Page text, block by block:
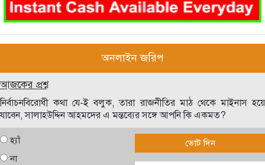
অনলাইন জরিপ
আজকের প্রশ্ন
নির্বাচনবিরোধী কথা যে-ই বলুক, তারা রাজনীতির মাঠ থেকে মাইনাস হয়ে
যাবেন, সালাহউদ্দিন আহমদের এ মন্তব্যের সঙ্গে আপনি কি একমত?
হ্যাঁ
না
ভোট দিন